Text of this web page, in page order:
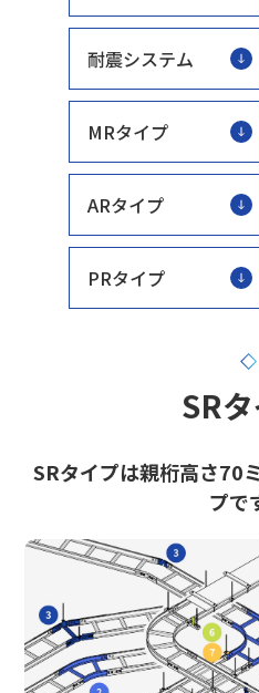
耐震システム
MRタイプ
ARタイプ
PRタイプ
SR
SRタイプは親桁高さ70
プで